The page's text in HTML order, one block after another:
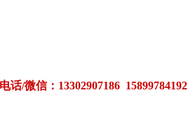
/微信：13302907186 15899784192